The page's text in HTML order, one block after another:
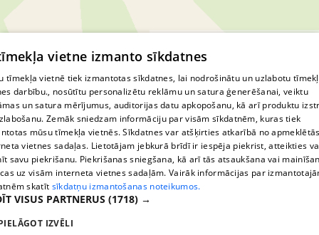
© MapTiler© OpenStreetMap contributors
vietne izmanto sīkdatnes
tīmekļa vietnē tiek izmantotas sīkdatnes, lai nodrošinātu un uzlabotu
darbību., nosūtītu personalizētu reklāmu un satura ģenerēšanai, veiktu
un satura mērījumus, auditorijas datu apkopošanu, kā arī produktu
Zemāk sniedzam informāciju par visām sīkdatnēm, kuras tiek
mūsu tīmekļa vietnēs. Sīkdatnes var atšķirties atkarībā no
vietnes sadaļas. Lietotājam jebkurā brīdī ir iespēja piekrist, atteikties
savu piekrišanu. Piekrišanas sniegšana, kā arī tās atsaukšana vai
uz visām interneta vietnes sadaļām. Vairāk informācijas par
skatīt sīkdatņu izmantošanas noteikumos.
VISUS PARTNERUS (1718) →
IZVĒLI